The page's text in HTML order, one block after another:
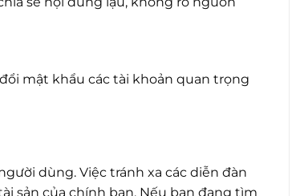
mật khẩu các tài khoản quan trọng
dùng. Việc tránh xa các diễn đàn
sản của chính bạn. Nếu bạn đang tìm